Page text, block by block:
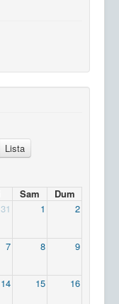
Lista
Sam
Dum
31 1 2
7 8 9
14 15 16